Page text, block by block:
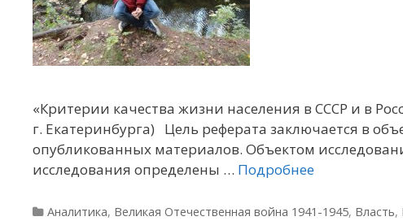
«Критерии качества жизни населения в СССР и в
г. Екатеринбурга) Цель реферата заключается в
опубликованных материалов. Объектом
исследования определены … Подробнее
Рубрики
Аналитика, Великая Отечественная война 1941-1945, Власть,